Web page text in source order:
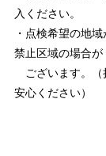
入ください。
・点検希望の地
禁止区域の場合が
ございます。（
安心ください）